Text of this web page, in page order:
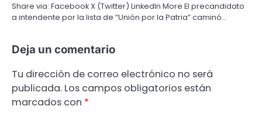
Share via: Facebook X (Twitter) LinkedIn More El precandidato
a intendente por la lista de “Unión por la Patria” caminó…
Deja un comentario
Tu dirección de correo electrónico no será
publicada. Los campos obligatorios están
marcados con *